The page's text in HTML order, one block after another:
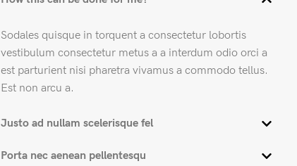
Sodales quisque in torquent a consectetur lobortis
vestibulum consectetur metus a a interdum odio orci a
est parturient nisi pharetra vivamus a commodo tellus.
Est non arcu a.
Justo ad nullam scelerisque fel
Porta nec aenean pellentesqu